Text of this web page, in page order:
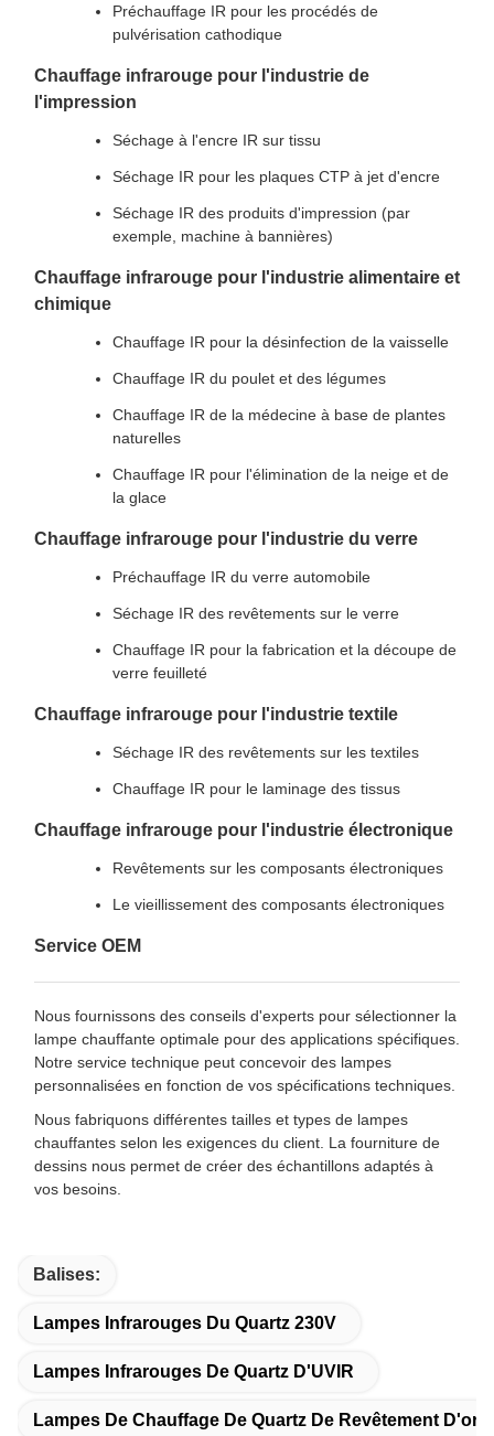
Préchauffage IR pour les procédés de
pulvérisation cathodique
Chauffage infrarouge pour l'industrie de
l'impression
Séchage à l'encre IR sur tissu
Séchage IR pour les plaques CTP à jet d'encre
Séchage IR des produits d'impression (par
exemple, machine à bannières)
Chauffage infrarouge pour l'industrie alimentaire et
chimique
Chauffage IR pour la désinfection de la vaisselle
Chauffage IR du poulet et des légumes
Chauffage IR de la médecine à base de plantes
naturelles
Chauffage IR pour l'élimination de la neige et de
la glace
Chauffage infrarouge pour l'industrie du verre
Préchauffage IR du verre automobile
Séchage IR des revêtements sur le verre
Chauffage IR pour la fabrication et la découpe de
verre feuilleté
Chauffage infrarouge pour l'industrie textile
Séchage IR des revêtements sur les textiles
Chauffage IR pour le laminage des tissus
Chauffage infrarouge pour l'industrie électronique
Revêtements sur les composants électroniques
Le vieillissement des composants électroniques
Service OEM
Nous fournissons des conseils d'experts pour sélectionner la
lampe chauffante optimale pour des applications spécifiques.
Notre service technique peut concevoir des lampes
personnalisées en fonction de vos spécifications techniques.
Nous fabriquons différentes tailles et types de lampes
chauffantes selon les exigences du client. La fourniture de
dessins nous permet de créer des échantillons adaptés à
vos besoins.
Balises:
Lampes Infrarouges Du Quartz 230V
Lampes Infrarouges De Quartz D'UVIR
Lampes De Chauffage De Quartz De Revêtement D'or